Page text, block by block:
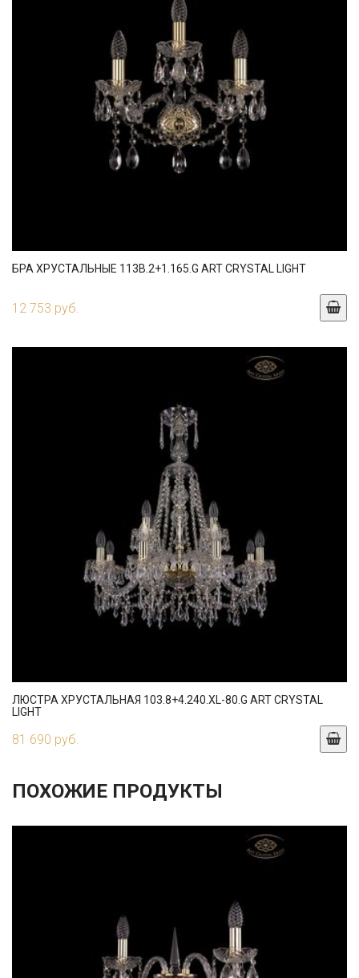
БРА ХРУСТАЛЬНЫЕ 113B.2+1.165.G ART CRYSTAL LIGHT
12 753 руб.
ЛЮСТРА ХРУСТАЛЬНАЯ 103.8+4.240.XL-80.G ART CRYSTAL
LIGHT
81 690 руб.
ПОХОЖИЕ ПРОДУКТЫ